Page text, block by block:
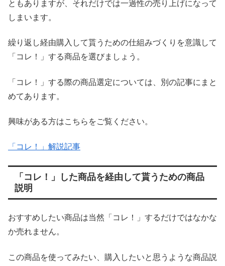
ともありますが、それだけでは一過性の売り上げになって
しまいます。
繰り返し経由購入して貰うための仕組みづくりを意識して
「コレ！」する商品を選びましょう。
「コレ！」する際の商品選定については、別の記事にまと
めてあります。
興味がある方はこちらをご覧ください。
「コレ！」解説記事
「コレ！」した商品を経由して貰うための商品
説明
おすすめしたい商品は当然「コレ！」するだけではなかな
か売れません。
この商品を使ってみたい、購入したいと思うような商品説